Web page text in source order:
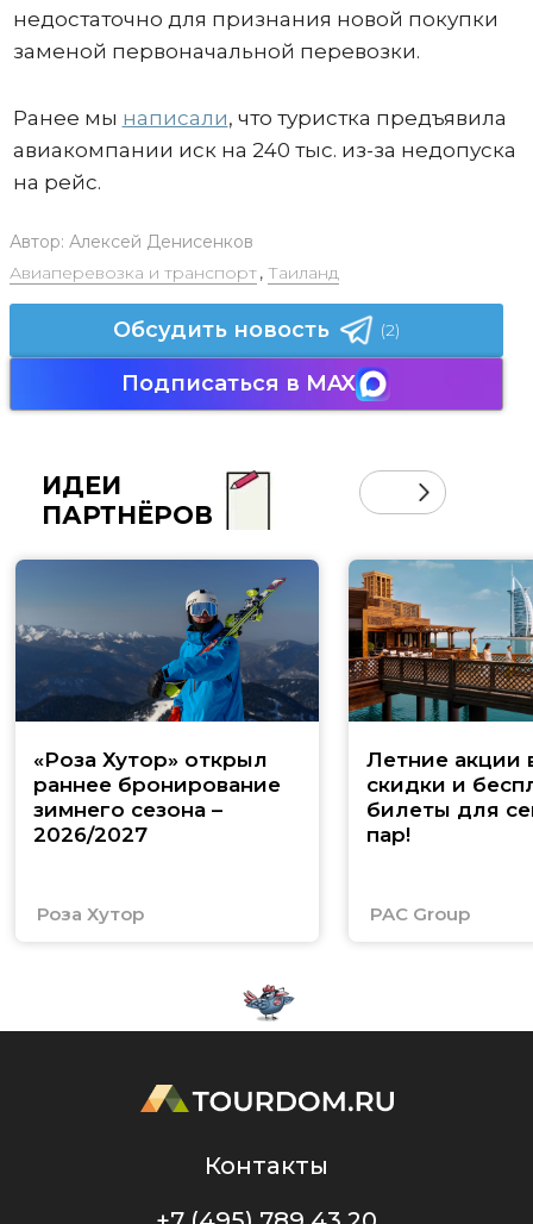
недостаточно для признания новой покупки
заменой первоначальной перевозки.
Ранее мы написали, что туристка предъявила
авиакомпании иск на 240 тыс. из-за недопуска
на рейс.
Автор: Алексей Денисенков
Авиаперевозка и транспорт, Таиланд
Обсудить новость (2)
Подписаться в MAX
ИДЕИ
ПАРТНЁРОВ
«Роза Хутор» открыл
раннее бронирование
зимнего сезона –
2026/2027
Роза Хутор
Летние акции
скидки и
билеты для
пар!
PAC Group
Контакты